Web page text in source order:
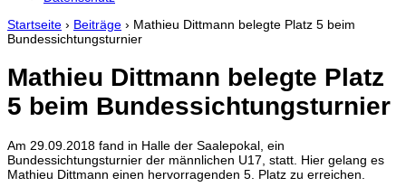
Startseite › Beiträge › Mathieu Dittmann belegte Platz 5 beim
Bundessichtungsturnier
Mathieu Dittmann belegte Platz
5 beim Bundessichtungsturnier
Am 29.09.2018 fand in Halle der Saalepokal, ein
Bundessichtungsturnier der männlichen U17, statt. Hier gelang es
Mathieu Dittmann einen hervorragenden 5. Platz zu erreichen.